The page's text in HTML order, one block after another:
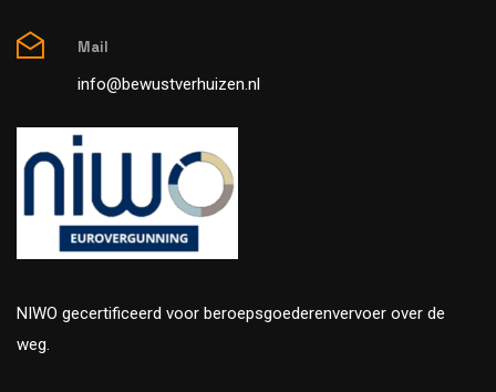
Mail
info@bewustverhuizen.nl
NIWO gecertificeerd voor beroepsgoederenvervoer over de
weg.